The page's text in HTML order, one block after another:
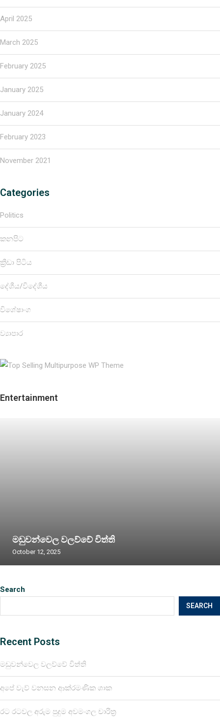
Search
SEARCH
Recent Posts
මඩුවන්වෙල වලව්වේ විත්ති
අපේ වැව් වනසන ආක්රමණික ශාක
රට රටවල අරුම පුදුම අවමංගල චාරිත්‍ර
April 2025
March 2025
February 2025
January 2025
January 2024
February 2023
November 2021
Categories
Politics
කනපිට
ක්‍රීඩා පිටිය
දේශීය/විදේශීය
විශේෂාංග
ව්‍යාපාර
Entertainment
මඩුවන්වෙල වලව්වේ විත්ති
October 12, 2025